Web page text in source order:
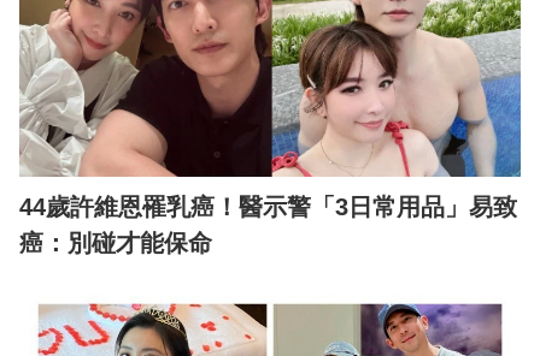
44歲許維恩罹乳癌！醫示警「3日常用品」易致
癌：別碰才能保命